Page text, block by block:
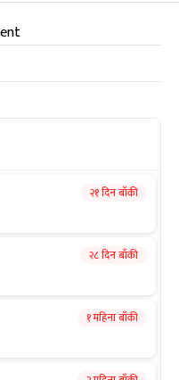
२१ दिन बाँकी
२८ दिन बाँकी
१ महिना बाँकी